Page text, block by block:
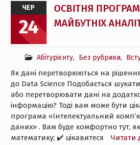
ЧЕР
24
ОСВІТНЯ
МАЙБУТНІХ
Абітурієнту, Без рубрики,
Як дані перетворюються на
до Data Science Подобається
або перетворювати дані на
інформацію? Тоді вам може бути
програма «Інтелектуальний
даних» . Вам буде комфортно тут,
математику; ✔️ цікавитеся
Читати